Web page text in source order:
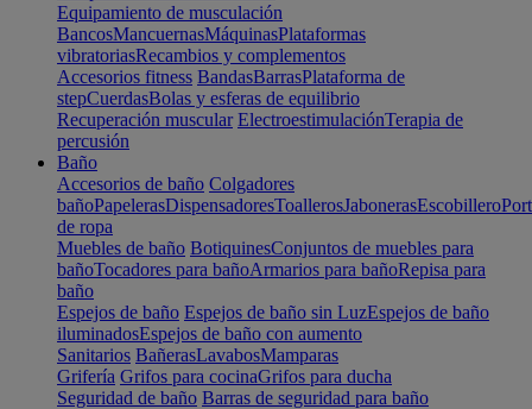
Equipamiento de musculación
BancosMancuernasMáquinasPlataformas
vibratoriasRecambios y complementos
Accesorios fitness BandasBarrasPlataforma de
stepCuerdasBolas y esferas de equilibrio
Recuperación muscular ElectroestimulaciónTerapia de
percusión
Baño
Accesorios de baño Colgadores
bañoPapelerasDispensadoresToallerosJabonerasEscobillero
de ropa
Muebles de baño BotiquinesConjuntos de muebles para
bañoTocadores para bañoArmarios para bañoRepisa para
baño
Espejos de baño Espejos de baño sin LuzEspejos de baño
iluminadosEspejos de baño con aumento
Sanitarios BañerasLavabosMamparas
Grifería Grifos para cocinaGrifos para ducha
Seguridad de baño Barras de seguridad para baño